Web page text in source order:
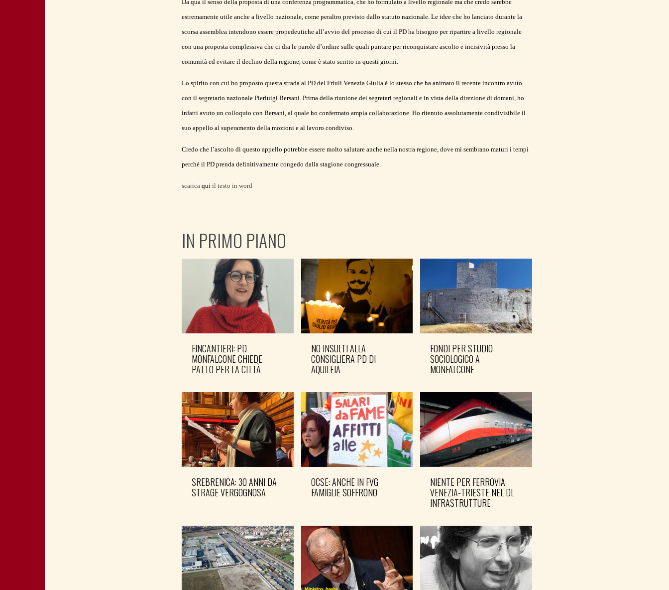
Da qua il senso della proposta di una conferenza programmatica, che ho formulato a livello regionale ma che credo sarebbe
estremamente utile anche a livello nazionale, come peraltro previsto dallo statuto nazionale. Le idee che ho lanciato durante la
scorsa assemblea intendono essere propedeutiche all’avvio del processo di cui il PD ha bisogno per ripartire a livello regionale
con una proposta complessiva che ci dia le parole d’ordine sulle quali puntare per riconquistare ascolto e incisività presso la
comunità ed evitare il declino della regione, come è stato scritto in questi giorni.
Lo spirito con cui ho proposto questa strada al PD del Friuli Venezia Giulia è lo stesso che ha animato il recente incontro avuto
con il segretario nazionale Pierluigi Bersani. Prima della riunione dei segretari regionali e in vista della direzione di domani, ho
infatti avuto un colloquio con Bersani, al quale ho confermato ampia collaborazione. Ho ritenuto assolutamente condivisibile il
suo appello al superamento della mozioni e al lavoro condiviso.
Credo che l’ascolto di questo appello potrebbe essere molto salutare anche nella nostra regione, dove mi sembrano maturi i tempi
perché il PD prenda definitivamente congedo dalla stagione congressuale.
scarica qui il testo in word
IN PRIMO PIANO
FINCANTIERI: PD
MONFALCONE CHIEDE
PATTO PER LA CITTÀ
NO INSULTI ALLA
CONSIGLIERA PD DI
AQUILEIA
FONDI PER STUDIO
SOCIOLOGICO A
MONFALCONE
SREBRENICA: 30 ANNI DA
STRAGE VERGOGNOSA
OCSE: ANCHE IN FVG
FAMIGLIE SOFFRONO
NIENTE PER FERROVIA
VENEZIA-TRIESTE NEL DL
INFRASTRUTTURE